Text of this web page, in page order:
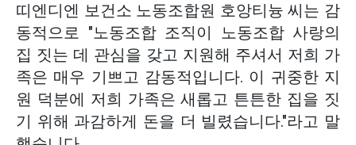
띠엔디엔 보건소 노동조합원 호앙티늉 씨는 감
동적으로 "노동조합 조직이 노동조합 사랑의
집 짓는 데 관심을 갖고 지원해 주셔서 저희 가
족은 매우 기쁘고 감동적입니다. 이 귀중한 지
원 덕분에 저희 가족은 새롭고 튼튼한 집을 짓
기 위해 과감하게 돈을 더 빌렸습니다."라고 말